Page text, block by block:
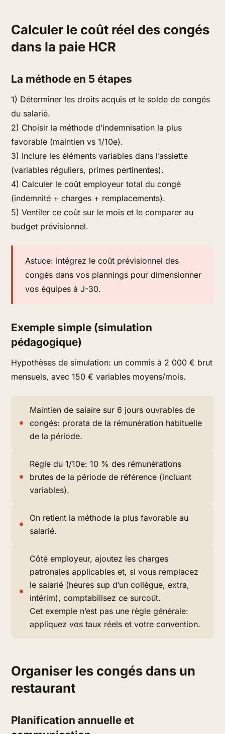
Calculer le coût réel des congés
dans la paie HCR
La méthode en 5 étapes
1) Déterminer les droits acquis et le solde de congés
du salarié.
2) Choisir la méthode d’indemnisation la plus
favorable (maintien vs 1/10e).
3) Inclure les éléments variables dans l’assiette
(variables réguliers, primes pertinentes).
4) Calculer le coût employeur total du congé
(indemnité + charges + remplacements).
5) Ventiler ce coût sur le mois et le comparer au
budget prévisionnel.
Astuce: intégrez le coût prévisionnel des
congés dans vos plannings pour dimensionner
vos équipes à J-30.
Exemple simple (simulation
pédagogique)
Hypothèses de simulation: un commis à 2 000 € brut
mensuels, avec 150 € variables moyens/mois.
Maintien de salaire sur 6 jours ouvrables de
congés: prorata de la rémunération habituelle
de la période.
Règle du 1/10e: 10 % des rémunérations
brutes de la période de référence (incluant
variables).
On retient la méthode la plus favorable au
salarié.
Côté employeur, ajoutez les charges
patronales applicables et, si vous remplacez
le salarié (heures sup d’un collègue, extra,
intérim), comptabilisez ce surcoût.
Cet exemple n’est pas une règle générale:
appliquez vos taux réels et votre convention.
Organiser les congés dans un
restaurant
Planification annuelle et